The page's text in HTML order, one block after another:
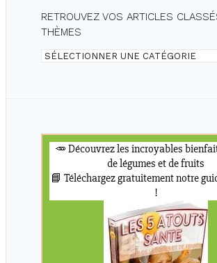
RETROUVEZ VOS ARTICLES
THÈMES
Retrouvez